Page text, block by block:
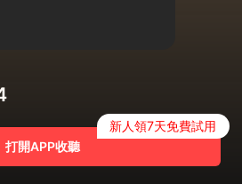
打開APP收聽
新人領7天免費試用